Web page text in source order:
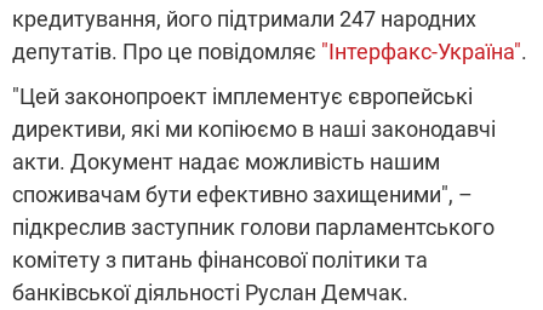
кредитування, його підтримали 247 народних
депутатів. Про це повідомляє "Інтерфакс-Україна".
"Цей законопроект імплементує європейські
директиви, які ми копіюємо в наші законодавчі
акти. Документ надає можливість нашим
споживачам бути ефективно захищеними", –
підкреслив заступник голови парламентського
комітету з питань фінансової політики та
банківської діяльності Руслан Демчак.